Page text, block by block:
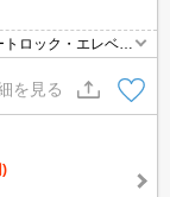
ロック・エレベー
を見る
)